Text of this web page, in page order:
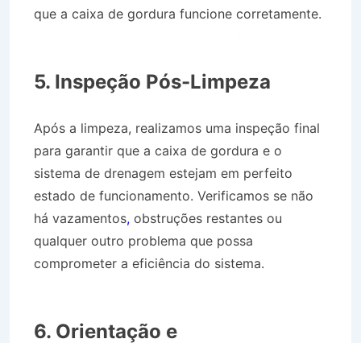
que a caixa de gordura funcione corretamente.
5. Inspeção Pós-Limpeza
Após a limpeza, realizamos uma inspeção final
para garantir que a caixa de gordura e o
sistema de drenagem estejam em perfeito
estado de funcionamento. Verificamos se não
há vazamentos, obstruções restantes ou
qualquer outro problema que possa
comprometer a eficiência do sistema.
6. Orientação e